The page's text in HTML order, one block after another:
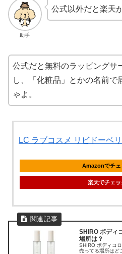
助手
公式以外だと楽天
公式だと無料のラッピングサ
し、「化粧品」とかの名前で
ゃよ。
LC ラブコスメ リビドーベ
Amazonでチェ
楽天でチェッ
SHIRO ボディ
場所は？
SHIRO ボディコ
売ってる場所はど